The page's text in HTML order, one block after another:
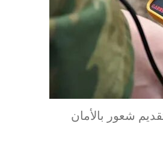
شعور بالأمان